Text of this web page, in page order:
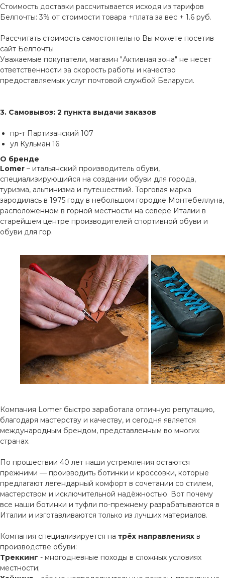
Стоимость доставки рассчитывается исходя из тарифов
Белпочты: 3% от стоимости товара +плата за вес + 1.6 руб.
Рассчитать стоимость самостоятельно Вы можете посетив
сайт Белпочты
Уважаемые покупатели, магазин "Активная зона" не несет
ответственности за скорость работы и качество
предоставляемых услуг почтовой службой Беларуси.
3. Самовывоз: 2 пункта выдачи заказов
пр-т Партизанский 107
ул Кульман 16
О бренде
Lomer – итальянский производитель обуви,
специализирующийся на создании обуви для города,
туризма, альпинизма и путешествий. Торговая марка
зародилась в 1975 году в небольшом городке Монтебеллуна,
расположенном в горной местности на севере Италии в
старейшем центре производителей спортивной обуви и
обуви для гор.
Компания Lomer быстро заработала отличную репутацию,
благодаря мастерству и качеству, и сегодня является
международным брендом, представленным во многих
странах.
По прошествии 40 лет наши устремления остаются
прежними — производить ботинки и кроссовки, которые
предлагают легендарный комфорт в сочетании со стилем,
мастерством и исключительной надёжностью. Вот почему
все наши ботинки и туфли по-прежнему разрабатываются в
Италии и изготавливаются только из лучших материалов.
Компания специализируется на трёх направлениях в
производстве обуви:
Треккинг - многодневные походы в сложных условиях
местности;